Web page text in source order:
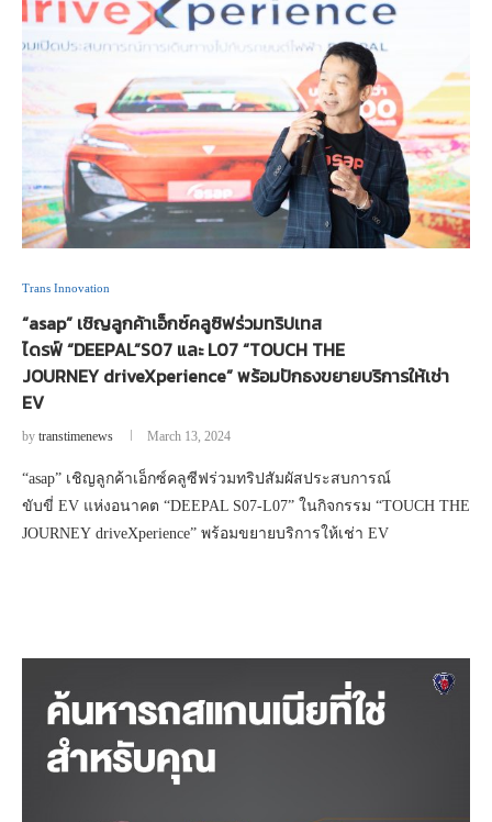
Trans Innovation
“asap” เชิญลูกค้าเอ็กซ์คลูซิฟร่วมทริปเทส
ไดรฟ์ “DEEPAL”S07 และ L07 “TOUCH THE
JOURNEY driveXperience” พร้อมปักธงขยายบริการให้เช่า
EV
by transtimenews March 13, 2024
“asap” เชิญลูกค้าเอ็กซ์คลูซีฟร่วมทริปสัมผัสประสบการณ์
ขับขี่ EV แห่งอนาคต “DEEPAL S07-L07” ในกิจกรรม “TOUCH THE
JOURNEY driveXperience” พร้อมขยายบริการให้เช่า EV